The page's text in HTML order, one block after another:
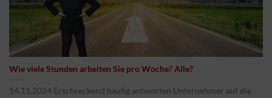
Wie viele Stunden arbeiten Sie pro Woche? Alle?
14.11.2024 Erschreckend häufig antworten Unternehmer auf die